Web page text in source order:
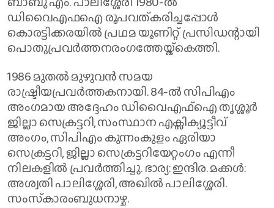
ഡിവൈഎഫഐ രൂപവത്കരിച്ചപ്പോള്‍
കൊരട്ടിക്കരയില്‍ പ്രഥമ യൂണിറ്റ് പ്രസിഡന്റായി
പൊതുപ്രവര്‍ത്തനരംഗത്തേയ്ക്കെത്തി.
1986 മുതല്‍ മുഴുവന്‍ സമയ
രാഷ്ട്രീയപ്രവര്‍ത്തകനായി. 84-ല്‍ സിപിഎം
അംഗമായ അദ്ദേഹം ഡിവൈഎഫ്ഐ തൃശ്ശൂര്‍
ജില്ലാ സെക്രട്ടറി, സംസ്ഥാന എക്സിക്യൂട്ടീവ്
അംഗം, സിപിഎം കുന്നംകുളം ഏരിയാ
സെക്രട്ടറി, ജില്ലാ സെക്രട്ടറിയേറ്റംഗം എന്നീ
നിലകളില്‍ പ്രവര്‍ത്തിച്ചു. ഭാര്യ: ഇന്ദിര. മക്കള്‍:
അശ്വതി പാലിശ്ശേരി, അഖില്‍ പാലിശ്ശേരി.
സംസ്‌കാരംബുധനാഴ്ച.